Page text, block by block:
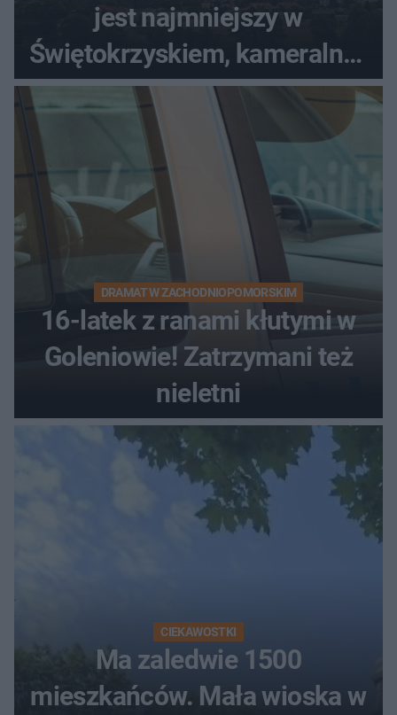
jest najmniejszy w
Świętokrzyskiem, kameralny i
bez tłumów
DRAMAT W ZACHODNIOPOMORSKIM
16-latek z ranami kłutymi w
Goleniowie! Zatrzymani też
nieletni
CIEKAWOSTKI
Ma zaledwie 1500
mieszkańców. Mała wioska w